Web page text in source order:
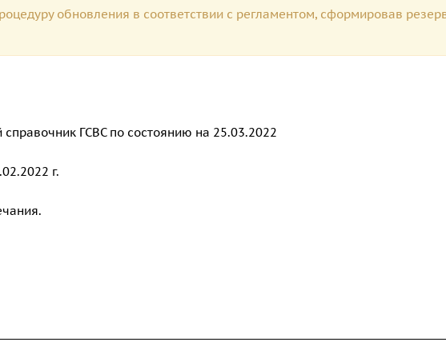
обновления в соответствии с регламентом, сформировав
ГСВС по состоянию на 25.03.2022
г.